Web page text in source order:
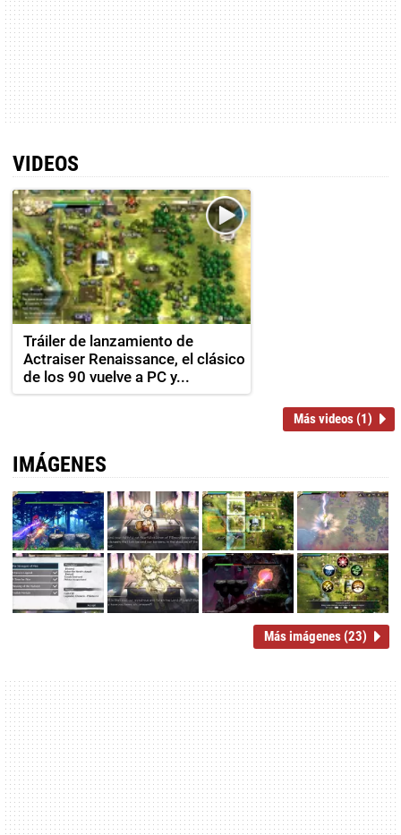
VIDEOS
Tráiler de lanzamiento de
Actraiser Renaissance, el clásico
de los 90 vuelve a PC y...
Más videos (1)
IMÁGENES
Más imágenes (23)